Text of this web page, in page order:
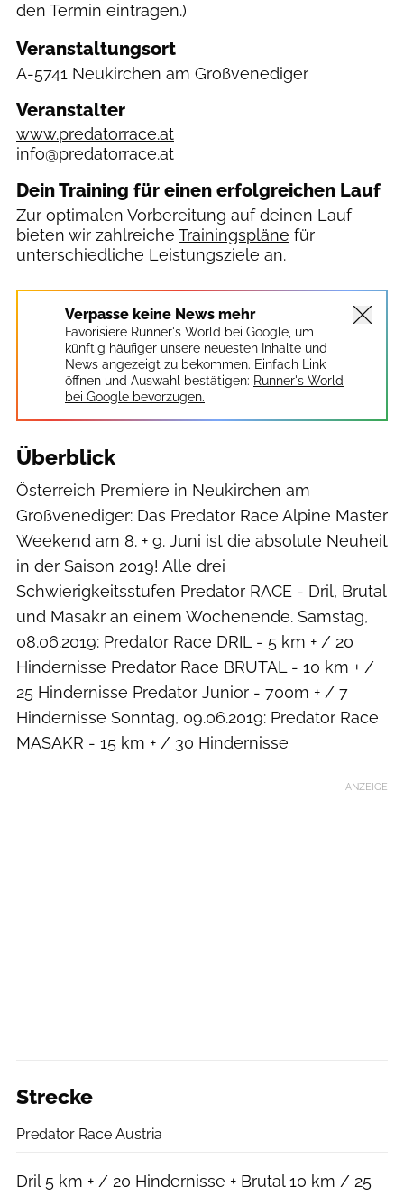
den Termin eintragen.)
Veranstaltungsort
A-5741 Neukirchen am Großvenediger
Veranstalter
www.predatorrace.at
info@predatorrace.at
Dein Training für einen erfolgreichen Lauf
Zur optimalen Vorbereitung auf deinen Lauf
bieten wir zahlreiche Trainingspläne für
unterschiedliche Leistungsziele an.
Verpasse keine News mehr
Favorisiere Runner's World bei Google, um
künftig häufiger unsere neuesten Inhalte und
News angezeigt zu bekommen. Einfach Link
öffnen und Auswahl bestätigen: Runner's World
bei Google bevorzugen.
Überblick
Österreich Premiere in Neukirchen am
Großvenediger: Das Predator Race Alpine Master
Weekend am 8. + 9. Juni ist die absolute Neuheit
in der Saison 2019! Alle drei
Schwierigkeitsstufen Predator RACE - Dril, Brutal
und Masakr an einem Wochenende. Samstag,
08.06.2019: Predator Race DRIL - 5 km + / 20
Hindernisse Predator Race BRUTAL - 10 km + /
25 Hindernisse Predator Junior - 700m + / 7
Hindernisse Sonntag, 09.06.2019: Predator Race
MASAKR - 15 km + / 30 Hindernisse
ANZEIGE
Strecke
Predator Race Austria
Dril 5 km + / 20 Hindernisse + Brutal 10 km / 25